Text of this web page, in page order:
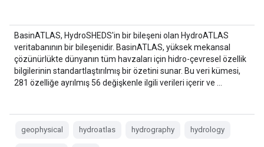
BasinATLAS, HydroSHEDS'in bir bileşeni olan HydroATLAS
veritabanının bir bileşenidir. BasinATLAS, yüksek mekansal
çözünürlükte dünyanın tüm havzaları için hidro-çevresel özellik
bilgilerinin standartlaştırılmış bir özetini sunar. Bu veri kümesi,
281 özelliğe ayrılmış 56 değişkenle ilgili verileri içerir ve …
geophysical hydroatlas hydrography hydrology